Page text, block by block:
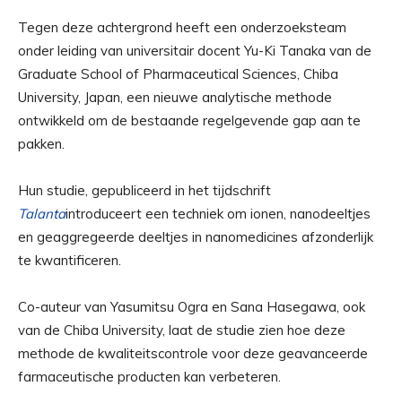
Tegen deze achtergrond heeft een onderzoeksteam
onder leiding van universitair docent Yu-Ki Tanaka van de
Graduate School of Pharmaceutical Sciences, Chiba
University, Japan, een nieuwe analytische methode
ontwikkeld om de bestaande regelgevende gap aan te
pakken.
Hun studie, gepubliceerd in het tijdschrift
Talantaintroduceert een techniek om ionen, nanodeeltjes
en geaggregeerde deeltjes in nanomedicines afzonderlijk
te kwantificeren.
Co-auteur van Yasumitsu Ogra en Sana Hasegawa, ook
van de Chiba University, laat de studie zien hoe deze
methode de kwaliteitscontrole voor deze geavanceerde
farmaceutische producten kan verbeteren.